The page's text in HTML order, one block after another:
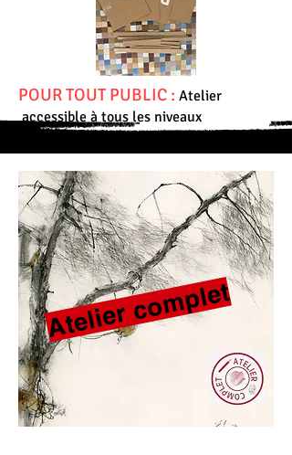
POUR TOUT PUBLIC : Atelier
accessible à tous les niveaux
Atelier complet